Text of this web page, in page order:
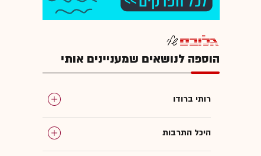
הוספה לנושאים שמעניינים אותי
רותי ברודו
היכל התרבות